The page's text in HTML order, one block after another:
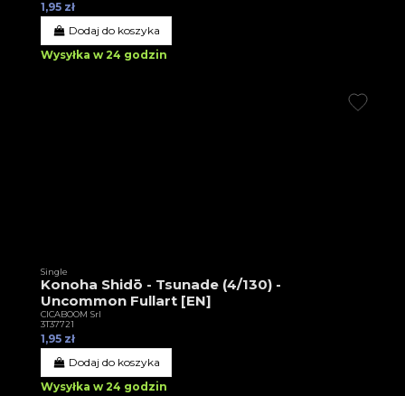
1,95 zł
Dodaj do koszyka
Wysyłka w 24 godzin
Single
Konoha Shidō - Tsunade (4/130) -
Uncommon Fullart [EN]
CICABOOM Srl
3T37721
1,95 zł
Dodaj do koszyka
Wysyłka w 24 godzin